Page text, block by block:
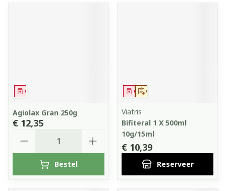
Geneesmiddel
Agiolax Gran 250g
€ 12,35
Bestel
Op voorschrift
Geneesmiddel
Viatris
Bifiteral 1 X 500ml
10g/15ml
€ 10,39
Reserveer